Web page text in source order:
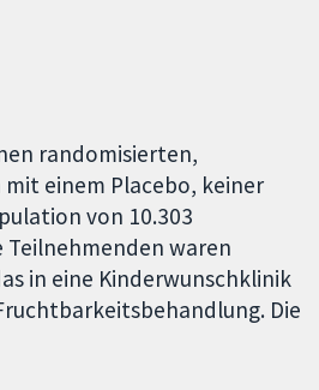
randomisierten,
einem Placebo, keiner
von 10.303
Teilnehmenden waren
in eine Kinderwunschklinik
Die